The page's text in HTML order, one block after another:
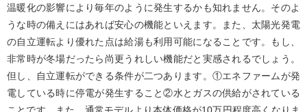
温暖化の影響により毎年のように発生するかも知れません。そのよ
うな時の備えにはあれば安心の機能といえます。また、太陽光発電
の自立運転より優れた点は給湯も利用可能になることです。もし、
非常時が冬場だったら尚更うれしい機能だと実感されるでしょう。
但し、自立運転ができる条件が二つあります。①エネファームが発
電している時に停電が発生すること②水とガスの供給がされている
ことです。また、通常モデルより本体価格が10万円程度高くなりま